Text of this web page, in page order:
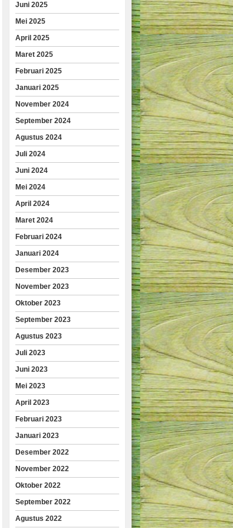
Juni 2025
Mei 2025
April 2025
Maret 2025
Februari 2025
Januari 2025
November 2024
September 2024
Agustus 2024
Juli 2024
Juni 2024
Mei 2024
April 2024
Maret 2024
Februari 2024
Januari 2024
Desember 2023
November 2023
Oktober 2023
September 2023
Agustus 2023
Juli 2023
Juni 2023
Mei 2023
April 2023
Februari 2023
Januari 2023
Desember 2022
November 2022
Oktober 2022
September 2022
Agustus 2022